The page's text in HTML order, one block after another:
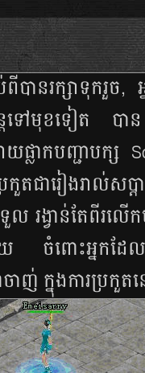
បាន​រក្សា​ទុករួច,
ត​ទៅ​មុខ​ទៀត​ បាន
ផ្លាក​បញ្ជា​បក្ស
រកួត​ជា​រៀង​រាល់​
ល រង្វាន់​តែ​ពីរ​
ចំពោះ​អ្នក​ដែល​
ាញ់ ​ក្នុង​ការ​ប្រកួត